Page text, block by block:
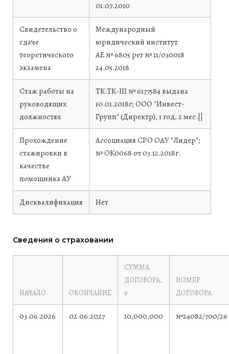
01.07.2010
Свидетельство о
сдаче
теоретического
экзамена
Международный
юридический институт
АЕ № 6805 рег № 11/030018
24.05.2018
Стаж работы на
руководящих
должностях
ТК:ТК-III № 6177584 выдана
10.01.2018г; ООО "Инвест-
Групп" (Директр), 1 год, 2 мес.||
Прохождение
стажировки в
качестве
помощника АУ
Ассоциация СРО ОАУ "Лидер";
№ ОК0068 от 03.12.2018г.
Дисквалификация Нет
Сведения о страховании
НАЧАЛО ОКОНЧАНИЕ
СУММА
ДОГОВОРА,
₽
НОМЕР
ДОГОВОРА
03.06.2026 02.06.2027 10,000,000 №24082/700/26